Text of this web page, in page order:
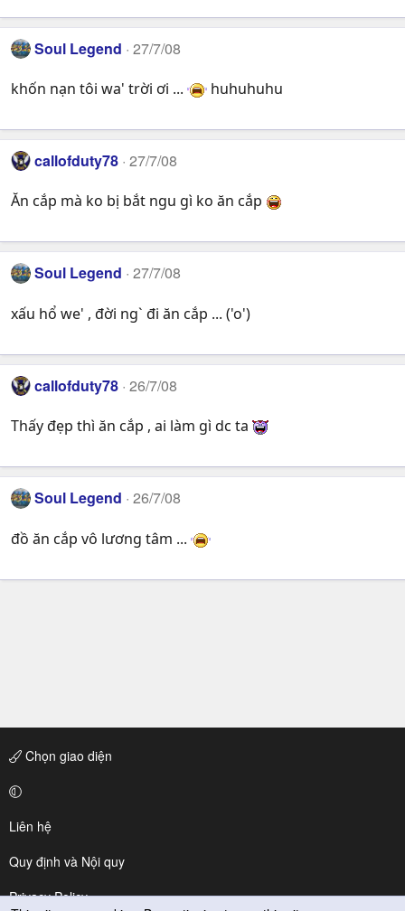
Soul Legend 27/7/08
khốn nạn tôi wa' trời ơi ... huhuhuhu
callofduty78 27/7/08
Ăn cắp mà ko bị bắt ngu gì ko ăn cắp
Soul Legend 27/7/08
xấu hổ we' , đời ng` đi ăn cắp ... ('o')
callofduty78 26/7/08
Thấy đẹp thì ăn cắp , ai làm gì dc ta
Soul Legend 26/7/08
đồ ăn cắp vô lương tâm ...
Chọn giao diện
Liên hệ
Quy định và Nội quy
Privacy Policy